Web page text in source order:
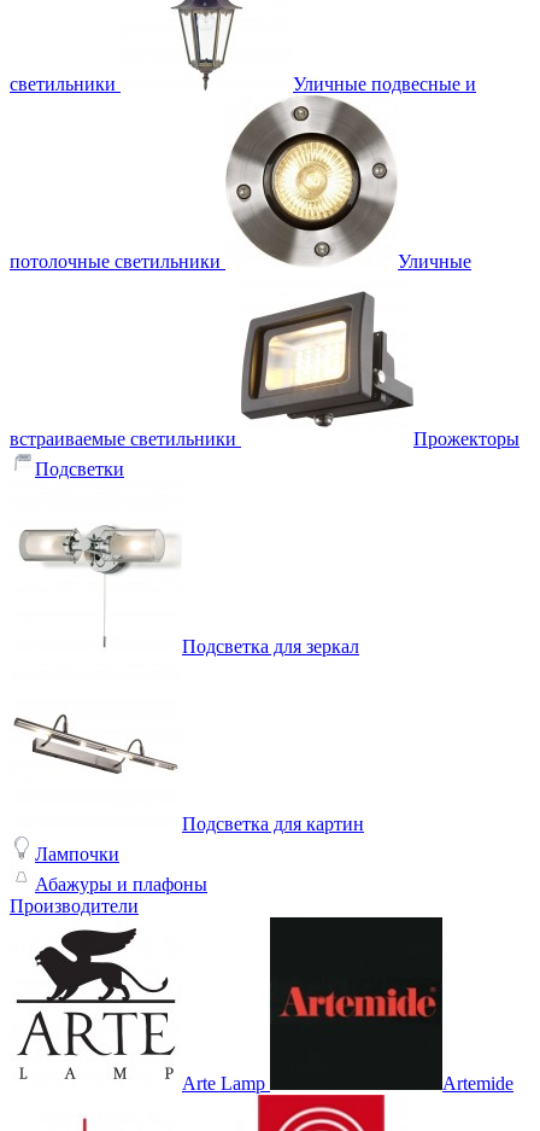
светильники Уличные подвесные и
потолочные светильники Уличные
встраиваемые светильники
Прожекторы
Подсветки
Подсветка для зеркал
Подсветка для картин
Лампочки
Абажуры и плафоны
Производители
Arte Lamp Artemide